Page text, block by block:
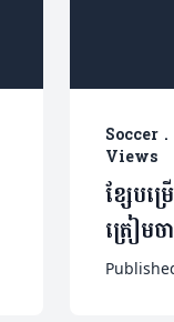
Soccer .
Views
ខ្សែប
ត្រៀម